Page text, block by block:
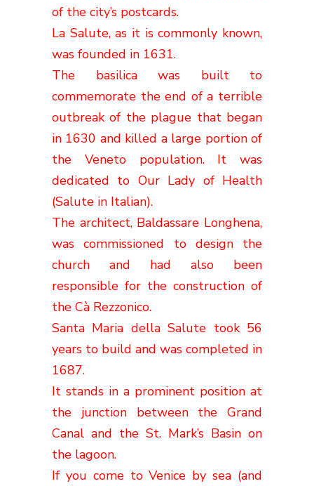
of the city’s postcards.
La Salute, as it is commonly known,
was founded in 1631.
The basilica was built to
commemorate the end of a terrible
outbreak of the plague that began
in 1630 and killed a large portion of
the Veneto population. It was
dedicated to Our Lady of Health
(Salute in Italian).
The architect, Baldassare Longhena,
was commissioned to design the
church and had also been
responsible for the construction of
the Cà Rezzonico.
Santa Maria della Salute took 56
years to build and was completed in
1687.
It stands in a prominent position at
the junction between the Grand
Canal and the St. Mark’s Basin on
the lagoon.
If you come to Venice by sea (and